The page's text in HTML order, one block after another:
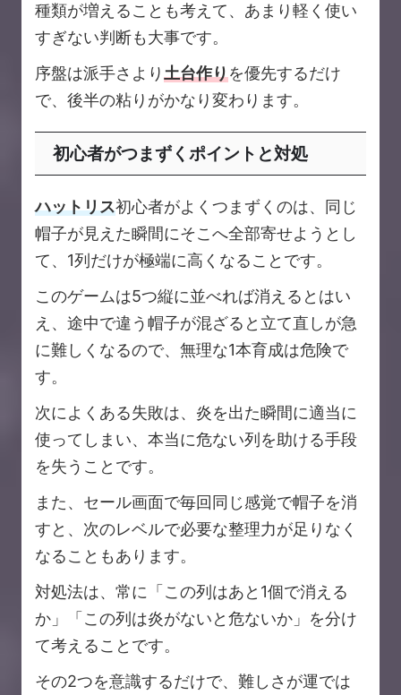
種類が増えることも考えて、あまり軽く使い
すぎない判断も大事です。
序盤は派手さより土台作りを優先するだけ
で、後半の粘りがかなり変わります。
初心者がつまずくポイントと対処
ハットリス初心者がよくつまずくのは、同じ
帽子が見えた瞬間にそこへ全部寄せようとし
て、1列だけが極端に高くなることです。
このゲームは5つ縦に並べれば消えるとはい
え、途中で違う帽子が混ざると立て直しが急
に難しくなるので、無理な1本育成は危険で
す。
次によくある失敗は、炎を出た瞬間に適当に
使ってしまい、本当に危ない列を助ける手段
を失うことです。
また、セール画面で毎回同じ感覚で帽子を消
すと、次のレベルで必要な整理力が足りなく
なることもあります。
対処法は、常に「この列はあと1個で消える
か」「この列は炎がないと危ないか」を分け
て考えることです。
その2つを意識するだけで、難しさが運では